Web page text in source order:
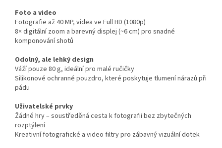
Foto a video
Fotografie až 40 MP, videa ve Full HD (1080p)
8× digitální zoom a barevný displej (~6 cm) pro snadné
komponování shotů
Odolný, ale lehký design
Váží pouze 80 g, ideální pro malé ručičky
Silikonové ochranné pouzdro, které poskytuje tlumení nárazů při
pádu
Uživatelské prvky
Žádné hry – soustředěná cesta k fotografii bez zbytečných
rozptýlení
Kreativní fotografické a video filtry pro zábavný vizuální dotek